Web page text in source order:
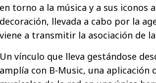
en torno a la música y a sus iconos
decoración, llevada a cabo por la
viene a transmitir la asociación de
Un vínculo que lleva gestándose
amplía con B-Music, una aplicación